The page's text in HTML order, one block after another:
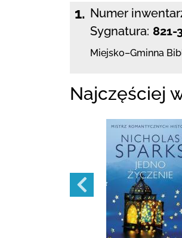
1. Numer
Sygnatura: 821-
Miejsko–Gminna
Najczęściej